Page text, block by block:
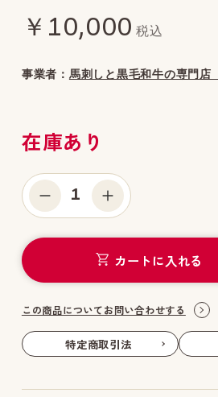
￥10,000 税込
事業者： 馬刺しと黒毛和牛の専門店
在庫あり
1
カートに入れる
この商品についてお問い合わせする
特定商取引法